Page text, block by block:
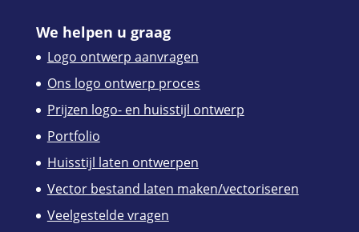
We helpen u graag
Logo ontwerp aanvragen
Ons logo ontwerp proces
Prijzen logo- en huisstijl ontwerp
Portfolio
Huisstijl laten ontwerpen
Vector bestand laten maken/vectoriseren
Veelgestelde vragen